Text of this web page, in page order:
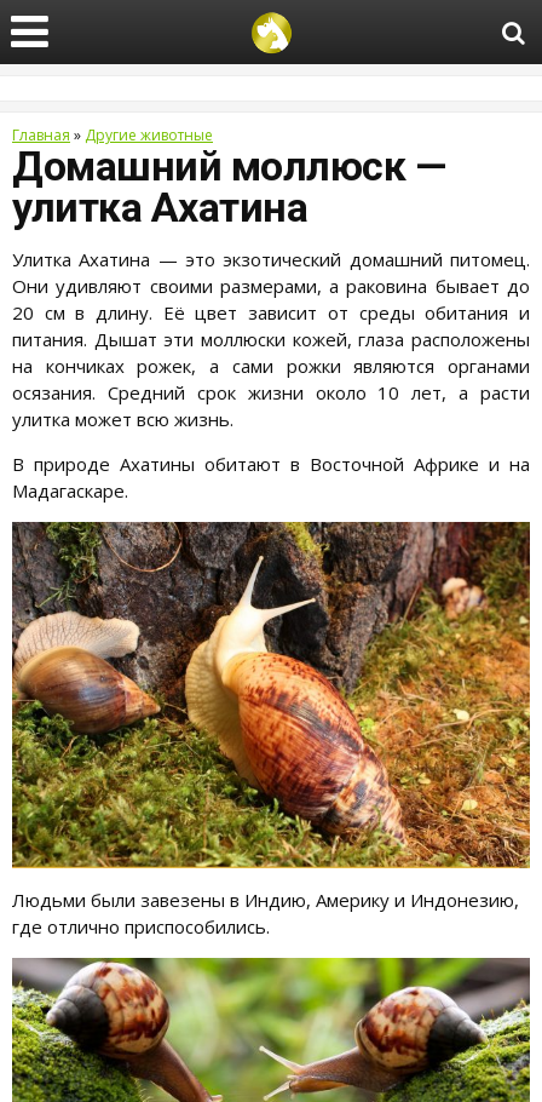
Главная » Другие животные
Домашний моллюск —
улитка Ахатина
Улитка Ахатина — это экзотический домашний питомец.
Они удивляют своими размерами, а раковина бывает до
20 см в длину. Её цвет зависит от среды обитания и
питания. Дышат эти моллюски кожей, глаза расположены
на кончиках рожек, а сами рожки являются органами
осязания. Средний срок жизни около 10 лет, а расти
улитка может всю жизнь.
В природе Ахатины обитают в Восточной Африке и на
Мадагаскаре.
Людьми были завезены в Индию, Америку и Индонезию,
где отлично приспособились.